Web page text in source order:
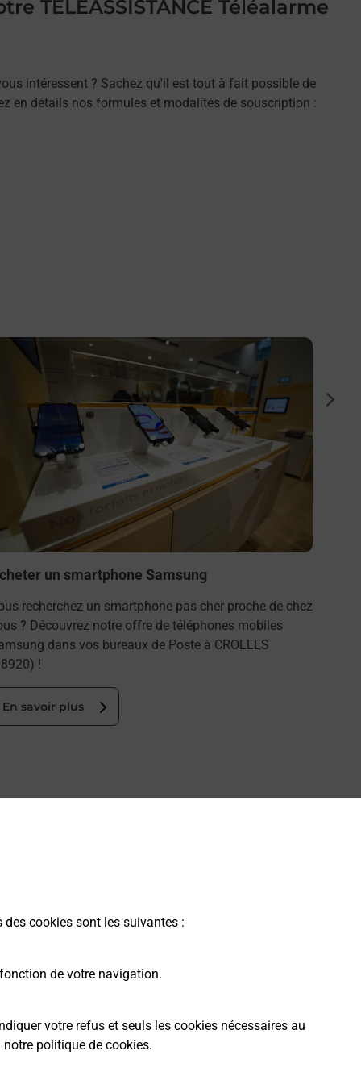
cookies sont les suivantes :
de votre navigation.
votre refus et seuls les cookies nécessaires au
notre politique de cookies.
TELEASSISTANCE Téléalarme
intéressent ? Sachez qu'il est tout à fait possible de
en détails nos formules et modalités de souscription :
savoir plus
un smartphone Samsung
recherchez un smartphone pas cher proche de chez
? Découvrez notre offre de téléphones mobiles
dans vos bureaux de Poste à CROLLES
!
En savoir plus